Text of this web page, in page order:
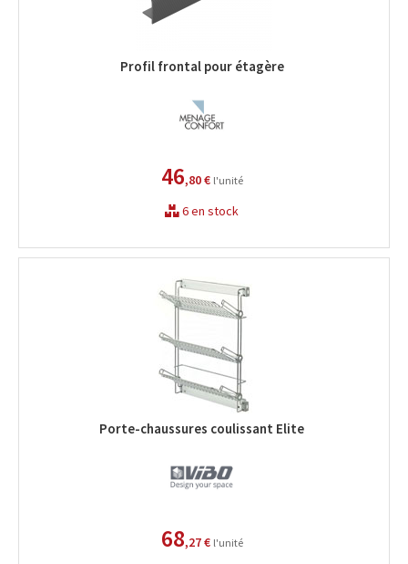
Profil frontal pour étagère
46,80 € l'unité
6 en stock
Porte-chaussures coulissant Elite
68,27 € l'unité